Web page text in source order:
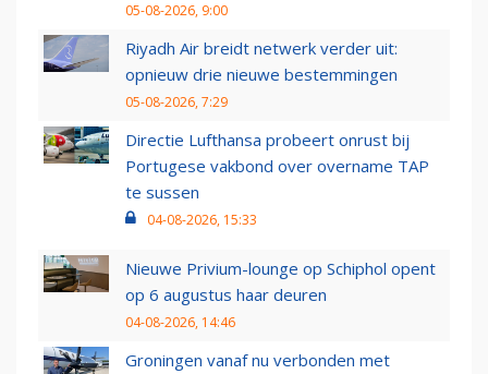
05-08-2026, 9:00
Riyadh Air breidt netwerk verder uit:
opnieuw drie nieuwe bestemmingen
05-08-2026, 7:29
Directie Lufthansa probeert onrust bij
Portugese vakbond over overname TAP
te sussen
04-08-2026, 15:33
Nieuwe Privium-lounge op Schiphol opent
op 6 augustus haar deuren
04-08-2026, 14:46
Groningen vanaf nu verbonden met